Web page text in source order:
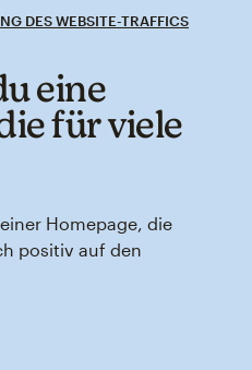
DES WEBSITE-TRAFFICS
eine
für viele
Homepage, die
positiv auf den